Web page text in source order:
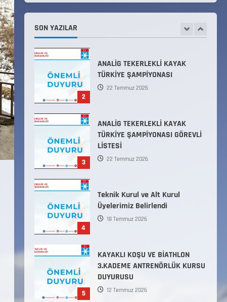
SON YAZILAR
3
ANALİG TEKERLEKLİ KAYAK
TÜRKİYE ŞAMPİYONASI GÖREVLİ
LİSTESİ
4
Teknik Kurul ve Alt Kurul
Üyelerimiz Belirlendi
5
KAYAKLI KOŞU VE BİATHLON
3.KADEME ANTRENÖRLÜK KURSU
DUYURUSU
1
Millî Savunma Bakanlığı Kara,
Deniz ve Hava Kuvvetleri
Komutanlıklarına 2026 Yılı
Sözleşmeli Er Temini Başvuruları